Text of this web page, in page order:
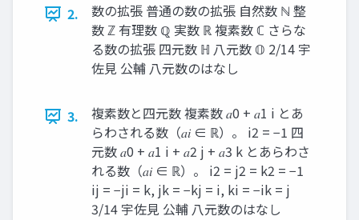
2.
数の拡張 普通の数の拡張 自然数 ℕ 整
数 ℤ 有理数 ℚ 実数 ℝ 複素数 ℂ さらな
る数の拡張 四元数 ℍ 八元数 𝕆 2/14 宇
佐見 公輔 八元数のはなし
3.
複素数と四元数 複素数 𝑎0 + 𝑎1 i とあ
らわされる数（𝑎𝑖 ∈ ℝ）。 i2 = −1 四
元数 𝑎0 + 𝑎1 i + 𝑎2 j + 𝑎3 k とあらわさ
れる数（𝑎𝑖 ∈ ℝ）。 i2 = j2 = k2 = −1
ij = −ji = k, jk = −kj = i, ki = −ik = j
3/14 宇佐見 公輔 八元数のはなし